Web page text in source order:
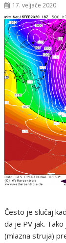
17. veljače 2020.
Često je slučaj
da je PV jak.
(mlazna struja)